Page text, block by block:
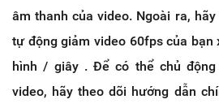
âm thanh của video. Ngoài ra,
tự động giảm video 60fps của bạn
hình / giây . Để có thể chủ
video, hãy theo dõi hướng dẫn